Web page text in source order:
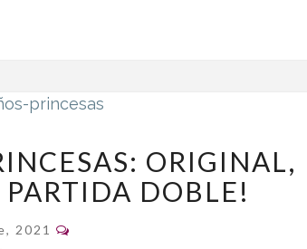
ORIGINAL,
DOBLE!
2021